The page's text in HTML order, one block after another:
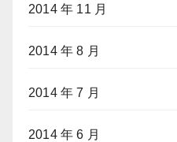
2014 年 11 月
2014 年 8 月
2014 年 7 月
2014 年 6 月